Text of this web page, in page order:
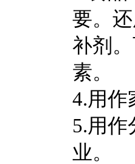
要。
补剂
素。
4.用作
5.用
业。